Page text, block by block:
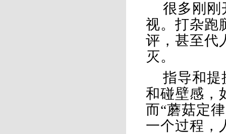
很多刚刚
视。打杂跑
评，甚至代
灭。
指导和提
和碰壁感，
而“蘑菇定
一个过程，